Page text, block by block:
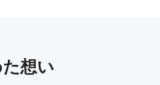
想い